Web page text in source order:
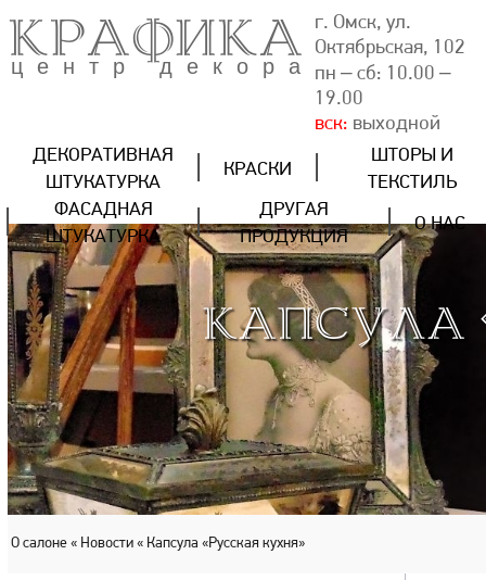
КРАФИКА
центр декора
г. Омск, ул.
Октябрьская, 102
пн – сб: 10.00 –
19.00
вск: выходной
ДЕКОРАТИВНАЯ
ШТУКАТУРКА
КРАСКИ
ШТОРЫ И
ТЕКСТИЛЬ
ФАСАДНАЯ
ШТУКАТУРКА
ДРУГАЯ
ПРОДУКЦИЯ
О НАС
КАПСУЛА
О салоне « Новости « Капсула «Русская кухня»